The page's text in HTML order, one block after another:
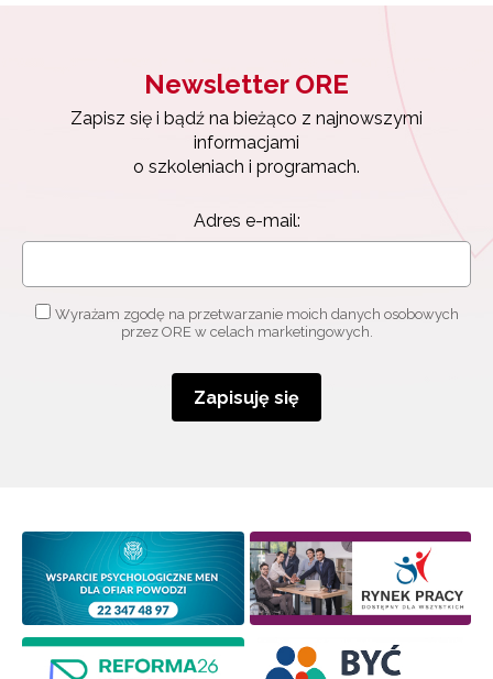
Newsletter ORE
Zapisz się i bądź na bieżąco z najnowszymi
informacjami
o szkoleniach i programach.
Adres e-mail:
Wyrażam zgodę na przetwarzanie moich danych osobowych
przez ORE w celach marketingowych.
Zapisuję się